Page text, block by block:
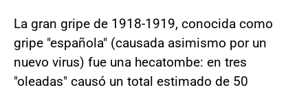
La gran gripe de 1918-1919, conocida como
gripe "española" (causada asimismo por un
nuevo virus) fue una hecatombe: en tres
"oleadas" causó un total estimado de 50